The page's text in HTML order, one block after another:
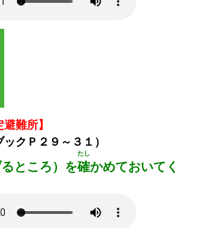
難所】
ックＰ２９～３１）
ところ）を確
たし
かめておいてく